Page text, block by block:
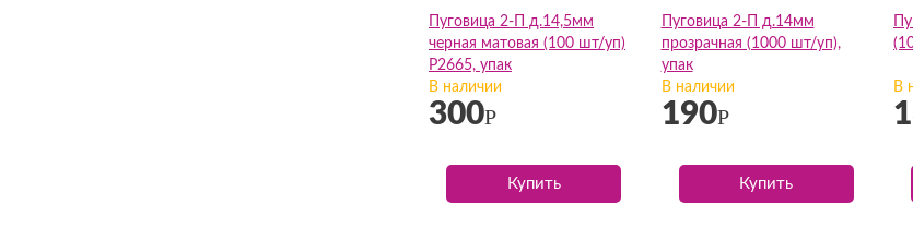
Пуговица 2-П д.14,5мм
черная матовая (100 шт/уп)
P2665, упак
В наличии
300Р
Купить
Пуговица 2-П д.14мм
прозрачная (1000 шт/уп),
упак
В наличии
190Р
Купить
В